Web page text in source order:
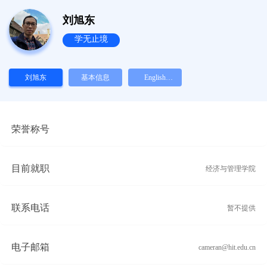
刘旭东
学无止境
刘旭东 基本信息 English
荣誉称号
目前就职 经济与管理学院
联系电话 暂不提供
电子邮箱 cameran@hit.edu.cn